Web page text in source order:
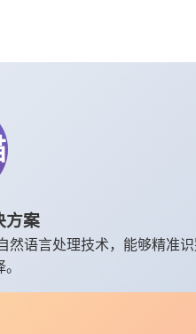
方案
语言处理技术，能够精准